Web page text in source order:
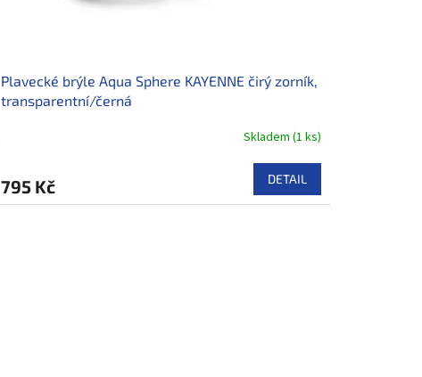
Plavecké brýle Aqua Sphere KAYENNE čirý zorník,
transparentní/černá
Skladem (1 ks)
795 Kč DETAIL